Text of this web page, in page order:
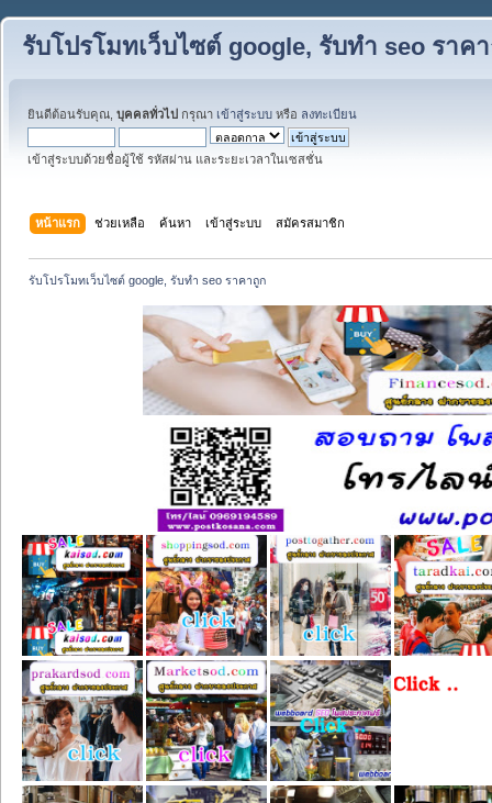
รับโปรโมทเว็บไซต์ google, รับทำ seo ราค
ยินดีต้อนรับคุณ, บุคคลทั่วไป กรุณา เข้าสู่ระบบ หรือ ลงทะเบียน
เข้าสู่ระบบด้วยชื่อผู้ใช้ รหัสผ่าน และระยะเวลาในเซสชั่น
หน้าแรก ช่วยเหลือ ค้นหา เข้าสู่ระบบ สมัครสมาชิก
รับโปรโมทเว็บไซต์ google, รับทำ seo ราคาถูก